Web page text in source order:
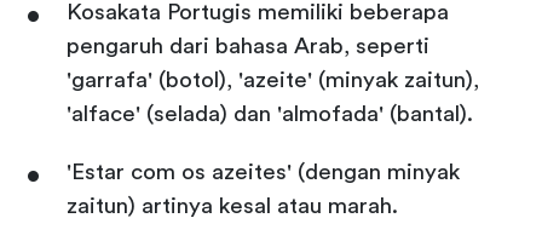
Kosakata Portugis memiliki beberapa
pengaruh dari bahasa Arab, seperti
'garrafa' (botol), 'azeite' (minyak zaitun),
'alface' (selada) dan 'almofada' (bantal).
'Estar com os azeites' (dengan minyak
zaitun) artinya kesal atau marah.